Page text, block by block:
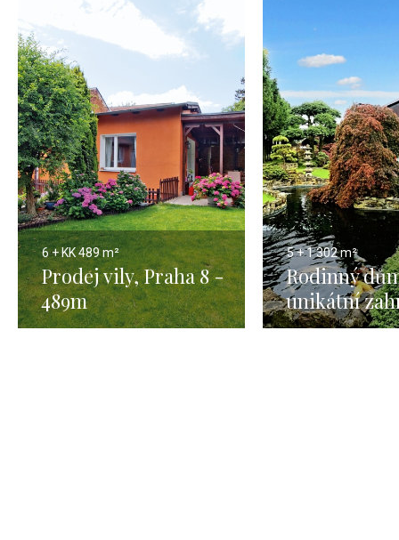
6 + KK489 m²
Prodej vily, Praha 8 -
489m
5 + 1302 m²
Rodinný
unikátní
Praha